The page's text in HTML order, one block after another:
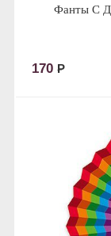
Фанты С
170 Р